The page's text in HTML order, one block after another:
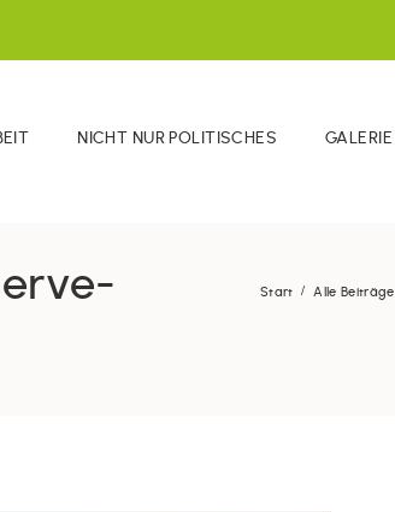
NICHT NUR POLITISCHES GALERIE
Start Alle Beiträge